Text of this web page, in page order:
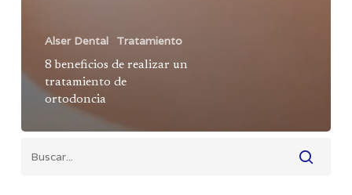
Alser Dental Tratamiento
8 beneficios de realizar un
tratamiento de
ortodoncia